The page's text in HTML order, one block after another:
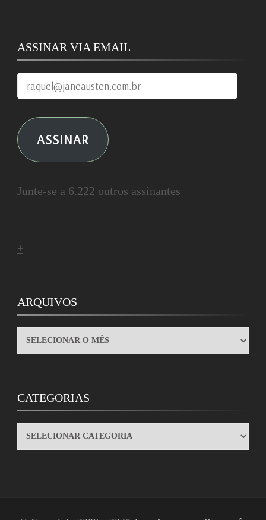
ASSINAR VIA EMAIL
raquel@janeausten.com.br
ASSINAR
Junte-se a 6.222 outros assinantes
+
ARQUIVOS
ARQUIVOS
CATEGORIAS
CATEGORIAS